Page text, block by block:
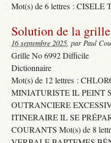
Mot(s) de 6 lettres :
Solution de la
16 septembre 2025, par Paul
Grille No 6992 Difficile
Dictionnaire
Mot(s) de 12 lettres :
MINIATURISTE IL PEINT
OUTRANCIERE
ITINERAIRE IL SE
COURANTS Mot(s) de 8